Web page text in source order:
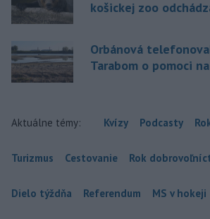
košickej zoo
Orbánová
Tarabom o pomoci
Aktuálne témy: Kvízy Podcasty
Turizmus Cestovanie Rok
Dielo týždňa Referendum MS v hokeji